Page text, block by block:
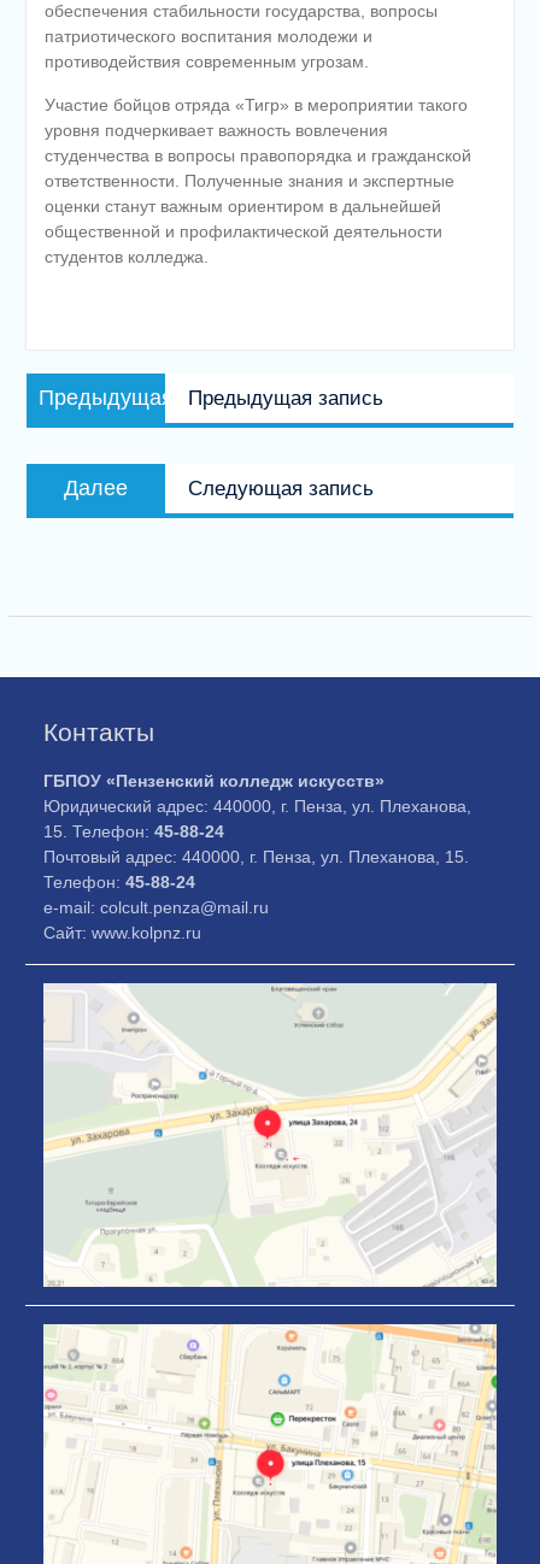
обеспечения стабильности государства, вопросы
патриотического воспитания молодежи и
противодействия современным угрозам.
Участие бойцов отряда «Тигр» в мероприятии такого
уровня подчеркивает важность вовлечения
студенчества в вопросы правопорядка и гражданской
ответственности. Полученные знания и экспертные
оценки станут важным ориентиром в дальнейшей
общественной и профилактической деятельности
студентов колледжа.
Навигация
по
Предыдущая
запись:
Предыдущая запись
Далее
запись:
Следующая запись
Контакты
ГБПОУ «Пензенский колледж искусств»
Юридический адрес: 440000, г. Пенза, ул. Плеханова,
15. Телефон:45-88-24
Почтовый адрес: 440000, г. Пенза, ул. Плеханова, 15.
Телефон:45-88-24
e-mail: colcult.penza@mail.ru
Сайт: www.kolpnz.ru